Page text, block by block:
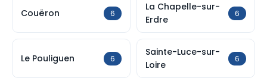
Couëron 6
La Chapelle-sur-
Erdre
6
Le Pouliguen 6
Sainte-Luce-sur-
Loire
6